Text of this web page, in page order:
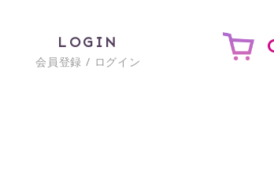
LOGIN
会員登録 / ログイン